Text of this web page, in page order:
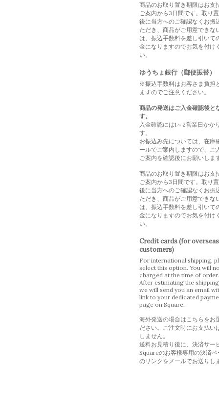
商品のお取り置き期限はお支
ご案内から3日間です。取り
後に当方へのご確認なくお振
ただき、商品がご用意できな
は、振込手数料を差し引いて
金になりますのでお気を付け
い。
ゆうちょ銀行（郵便振替）
※振込手数料はお客さま負担
ますのでご注意ください。
商品の発送はご入金確認後と
す。
入金確認には1～2営業日かか
す。
お振込み先については、在庫
ールでご案内しますので、ご
ご案内を確認後にお願いしま
商品のお取り置き期限はお支
ご案内から3日間です。取り
後に当方へのご確認なくお振
ただき、商品がご用意できな
は、振込手数料を差し引いて
金になりますのでお気を付け
い。
Credit cards (for overseas
customers)
For international shipping,
select this option. You will
charged at the time of order.
After estimating the
we will send you an email
link to your dedicated
page on Square.
海外発送の場合はこちらをお
ださい。ご注文時にお支払い
しません。
送料お見積り後に、決済サー
Squareのお客様専用の決済ペ
のリンクをメールでお送りし